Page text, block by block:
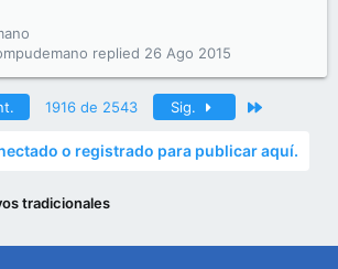
26 Ago 2015
1916 de 2543 Sig.
o registrado para publicar aquí.
tradicionales